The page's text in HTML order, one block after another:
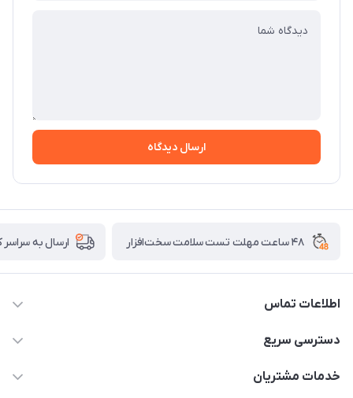
ارسال دیدگاه
۴۸ ساعت مهلت تست سلامت سخت‌افزار ارسال به
اطلاعات تماس
02122913967
دسترسی سریع
لیست محصولات
خدمات مشتریان